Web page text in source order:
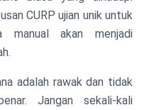
CURP ujian unik untuk
manual akan menjadi
adalah rawak dan tidak
Jangan sekali-kali